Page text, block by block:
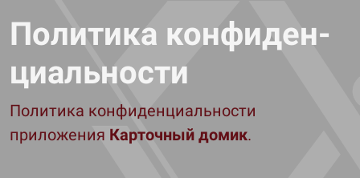
Политика конфиден­
циаль­ности
Политика конфиденциальности
приложения Карточный домик.